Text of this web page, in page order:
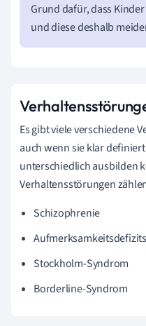
Grund dafür, dass
und diese deshalb
Es gibt viele verschiedene
auch wenn sie klar
unterschiedlich ausbilden
Verhaltensstörungen
Schizophrenie
Stockholm-Syndrom
Borderline-Syndrom